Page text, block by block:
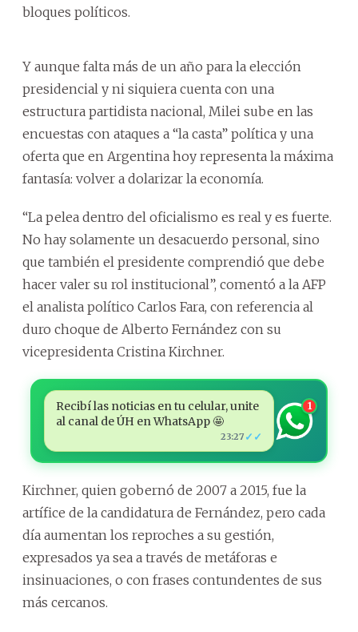
bloques políticos.
Y aunque falta más de un año para la elección
presidencial y ni siquiera cuenta con una
estructura partidista nacional, Milei sube en las
encuestas con ataques a “la casta” política y una
oferta que en Argentina hoy representa la máxima
fantasía: volver a dolarizar la economía.
“La pelea dentro del oficialismo es real y es fuerte.
No hay solamente un desacuerdo personal, sino
que también el presidente comprendió que debe
hacer valer su rol institucional”, comentó a la AFP
el analista político Carlos Fara, con referencia al
duro choque de Alberto Fernández con su
vicepresidenta Cristina Kirchner.
Recibí las noticias en tu celular, unite
al canal de ÚH en WhatsApp 🤩
23:27 ✓✓
1
Kirchner, quien gobernó de 2007 a 2015, fue la
artífice de la candidatura de Fernández, pero cada
día aumentan los reproches a su gestión,
expresados ya sea a través de metáforas e
insinuaciones, o con frases contundentes de sus
más cercanos.